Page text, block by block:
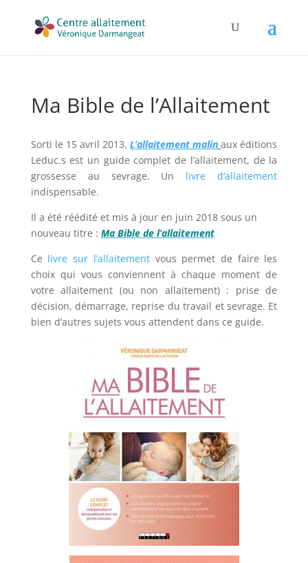
Ma Bible de l’Allaitement
Sorti le 15 avril 2013,L’allaitement malin aux éditions
Leduc.s est un guide complet de l’allaitement, de la
grossesse au sevrage. Un livre d’allaitement
indispensable.
Il a été réédité et mis à jour en juin 2018 sous un
nouveau titre : Ma Bible de l’allaitement
Ce livre sur l’allaitementvous permet de faire les
choix qui vous conviennent à chaque moment de
votre allaitement (ou non allaitement) : prise de
décision, démarrage, reprise du travail et sevrage. Et
bien d’autres sujets vous attendent dans ce guide.